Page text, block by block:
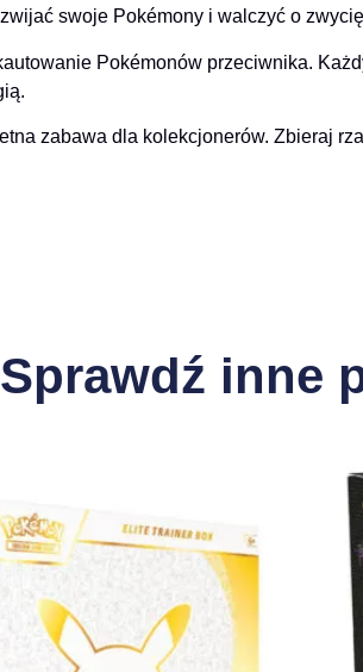
swoje Pokémony i walczyć o
Pokémonów przeciwnika.
zabawa dla kolekcjonerów. Zbieraj
Sprawdź inne